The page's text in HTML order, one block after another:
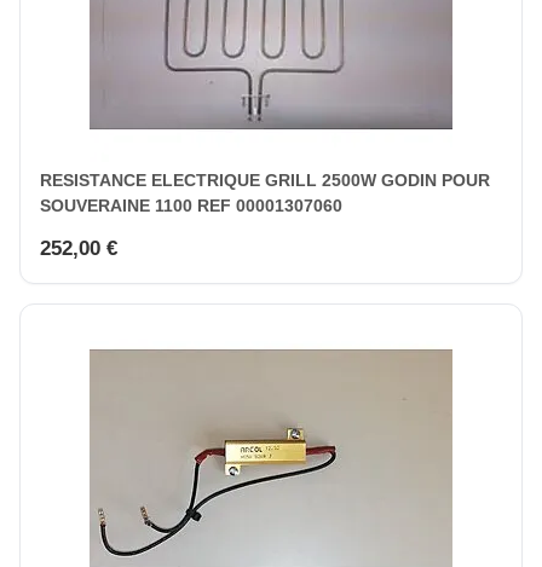
RESISTANCE ELECTRIQUE GRILL 2500W GODIN POUR
SOUVERAINE 1100 REF 00001307060
252,00 €